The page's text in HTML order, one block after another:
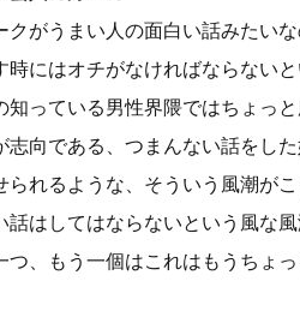
クがうまい人の面白い話みたい
時にはオチがなければならない
知っている男性界隈ではちょっ
志向である、つまんない話をし
られるような、そういう風潮が
話はしてはならないという風な
つ、もう一個はこれはもうちょ